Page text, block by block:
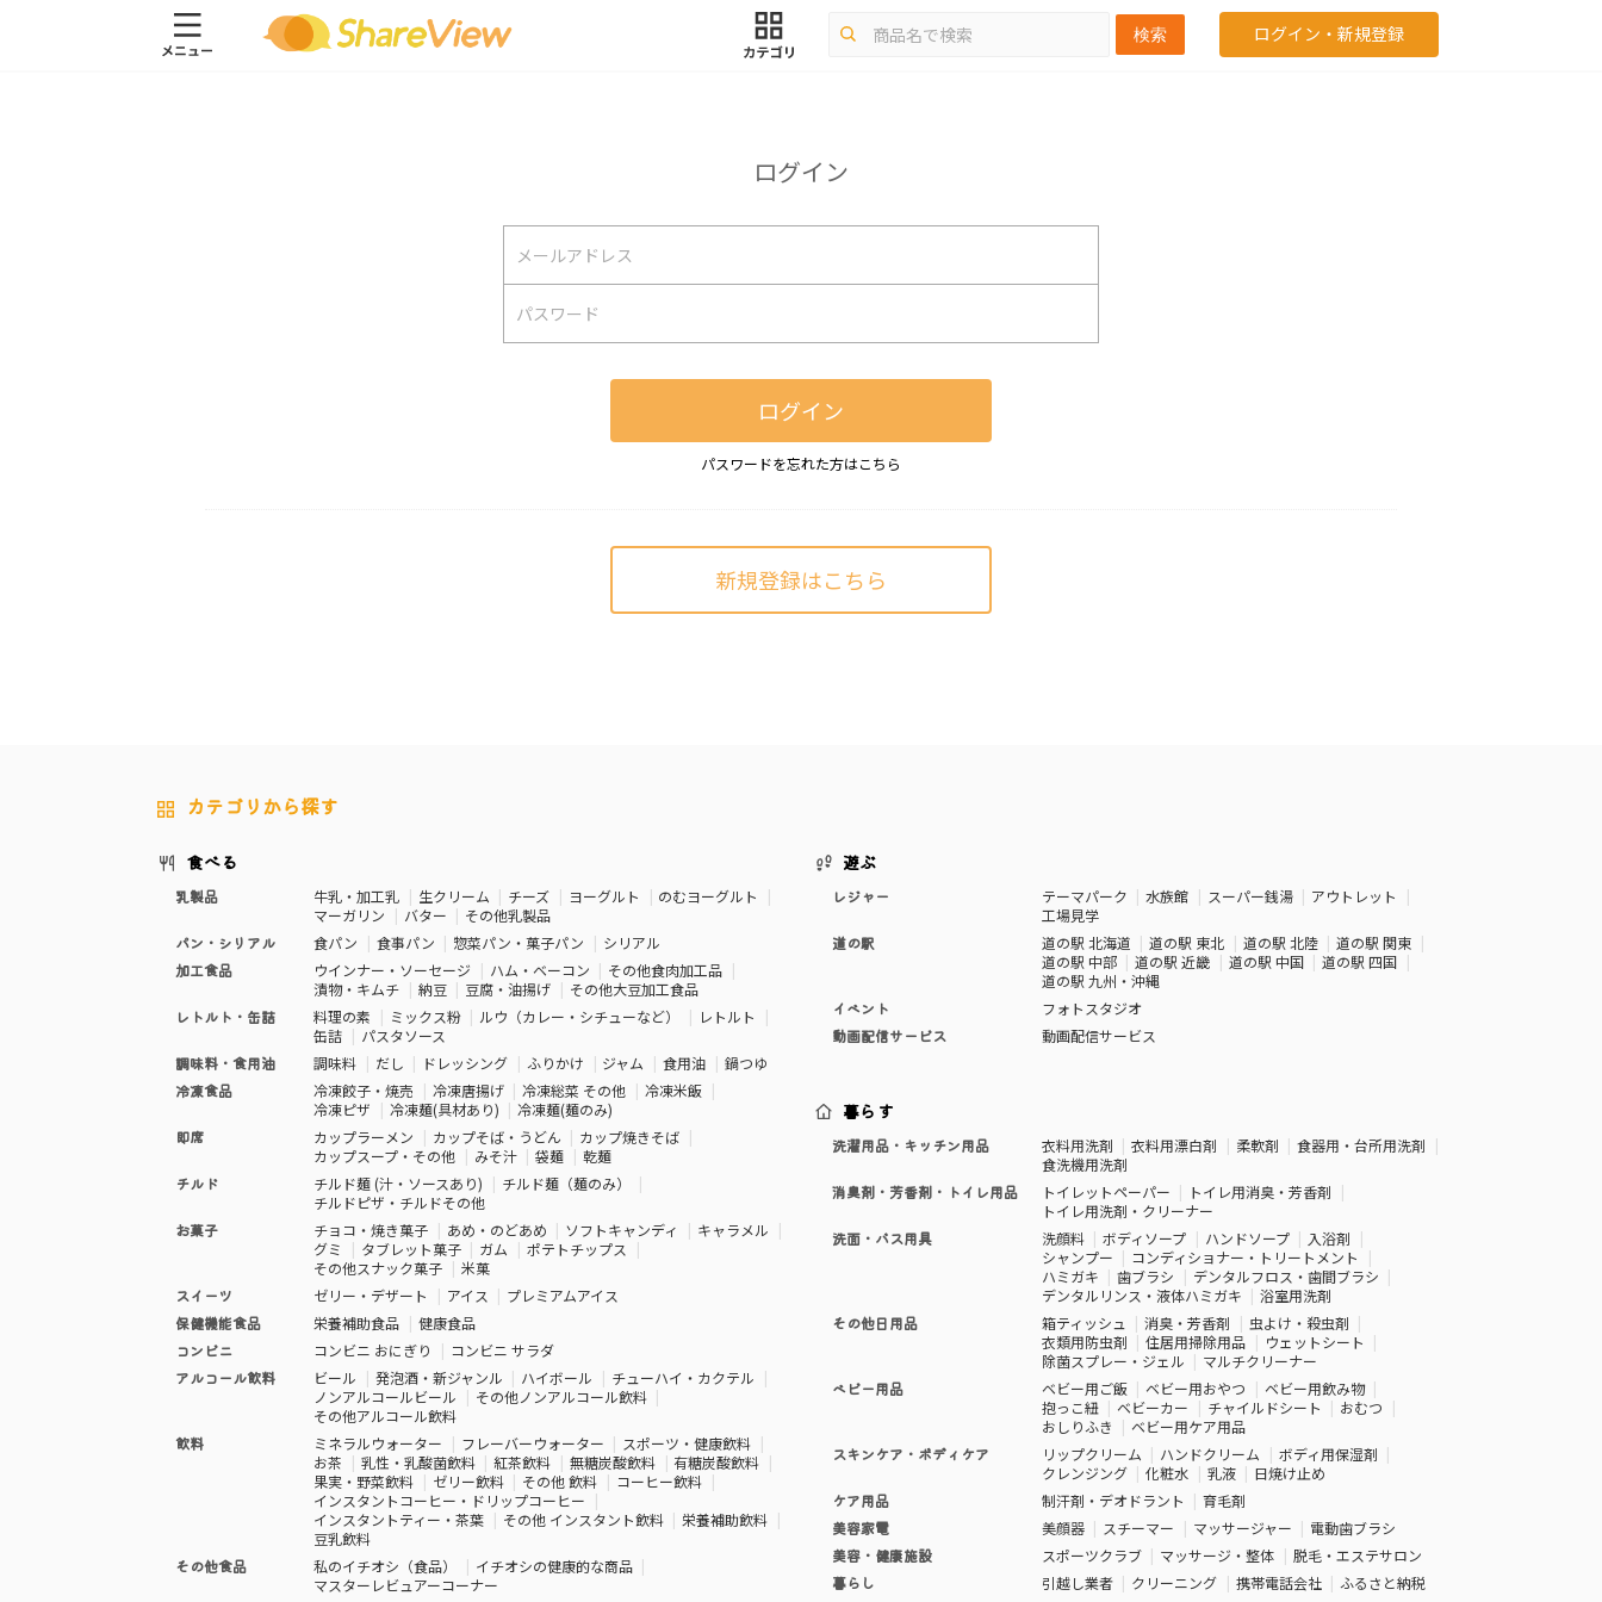
検索 ログイン・新規登録
ログイン
ログイン
パスワードを忘れた方はこちら
新規登録はこちら
カテゴリから探す
食べる
乳製品 牛乳・加工乳 生クリーム チーズ ヨーグルト
のむヨーグルト
マーガリン
バター
その他乳製品
パン・シリアル
食パン 食事パン 惣菜パン・菓子パン
シリアル
加工食品
ウインナー・ソーセージ ハム・ベーコン
その他食肉加工品
漬物・キムチ
納豆 豆腐・油揚げ
その他大豆加工食品
レトルト・缶詰
料理の素 ミックス粉 ルウ（カレー・シチューなど）
レトルト
缶詰
パスタソース
調味料・食用油
調味料 だし ドレッシング ふりかけ ジャム 食用油
鍋つゆ
冷凍食品
冷凍餃子・焼売 冷凍唐揚げ 冷凍総菜 その他
冷凍米飯
冷凍ピザ
冷凍麺(具材あり)
冷凍麺(麺のみ)
即席
カップラーメン カップそば・うどん
カップ焼きそば
カップスープ・その他
みそ汁 袋麺
乾麺
チルド
チルド麺 (汁・ソースあり)
チルド麺（麺のみ）
チルドピザ・チルドその他
お菓子
チョコ・焼き菓子 あめ・のどあめ ソフトキャンディ
キャラメル
グミ
タブレット菓子 ガム
ポテトチップス
その他スナック菓子
米菓
スイーツ
ゼリー・デザート アイス
プレミアムアイス
保健機能食品
栄養補助食品
健康食品
コンビニ
コンビニ おにぎり
コンビニ サラダ
アルコール飲料
ビール 発泡酒・新ジャンル ハイボール
チューハイ・カクテル
ノンアルコールビール
その他ノンアルコール飲料
その他アルコール飲料
飲料
ミネラルウォーター フレーバーウォーター
スポーツ・健康飲料
お茶
乳性・乳酸菌飲料 紅茶飲料 無糖炭酸飲料
有糖炭酸飲料
果実・野菜飲料
ゼリー飲料 その他 飲料
コーヒー飲料
インスタントコーヒー・ドリップコーヒー
インスタントティー・茶葉
その他 インスタント飲料
栄養補助飲料
豆乳飲料
その他食品
私のイチオシ（食品）
イチオシの健康的な商品
マスターレビュアーコーナー
遊ぶ
レジャー テーマパーク 水族館 スーパー銭湯
アウトレット
工場見学
道の駅
道の駅 北海道 道の駅 東北 道の駅 北陸
道の駅 関東
道の駅 中部
道の駅 近畿 道の駅 中国
道の駅 四国
道の駅 九州・沖縄
イベント
フォトスタジオ
動画配信サービス
動画配信サービス
暮らす
洗濯用品・キッチン用品 衣料用洗剤 衣料用漂白剤 柔軟剤
食器用・台所用洗剤
食洗機用洗剤
消臭剤・芳香剤・トイレ用品
トイレットペーパー
トイレ用消臭・芳香剤
トイレ用洗剤・クリーナー
洗面・バス用具
洗顔料 ボディソープ ハンドソープ
入浴剤
シャンプー
コンディショナー・トリートメント
ハミガキ
歯ブラシ
デンタルフロス・歯間ブラシ
デンタルリンス・液体ハミガキ
浴室用洗剤
その他日用品
箱ティッシュ 消臭・芳香剤
虫よけ・殺虫剤
衣類用防虫剤
住居用掃除用品
ウェットシート
除菌スプレー・ジェル
マルチクリーナー
ベビー用品
ベビー用ご飯 ベビー用おやつ
ベビー用飲み物
抱っこ紐
ベビーカー チャイルドシート
おむつ
おしりふき
ベビー用ケア用品
スキンケア・ボディケア
リップクリーム ハンドクリーム
ボディ用保湿剤
クレンジング
化粧水 乳液
日焼け止め
ケア用品
制汗剤・デオドラント
育毛剤
美容家電
美顔器 スチーマー マッサージャー
電動歯ブラシ
美容・健康施設
スポーツクラブ マッサージ・整体
脱毛・エステサロン
暮らし
引越し業者 クリーニング 携帯電話会社
ふるさと納税